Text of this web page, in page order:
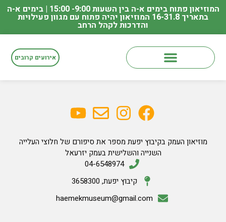
המוזיאון פתוח בימים א-ה בין השעות 9:00- 15:00 | בימים א-ה
בתאריך 16-31.8 המוזיאון יהיה פתוח עם מגוון פעילויות
והדרכות לקהל הרחב
אירועים קרובים
מוזיאון העמק בקיבוץ יפעת מספר את סיפורם של חלוצי העלייה
השנייה והשלישית בעמק יזרעאל
04-6548974
קיבוץ יפעת, 3658300
haemekmuseum@gmail.com